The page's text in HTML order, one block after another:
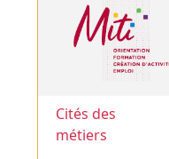
Cités des
métiers